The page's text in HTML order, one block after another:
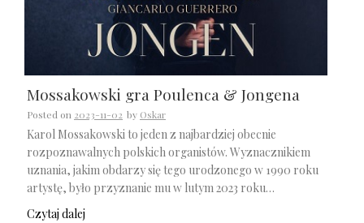
Mossakowski gra Poulenca & Jongena
Posted on 2023-11-02 by Oskar
Karol Mossakowski to jeden z najbardziej obecnie
rozpoznawalnych polskich organistów. Wyznacznikiem
uznania, jakim obdarzy się tego urodzonego w 1990 roku
artystę, było przyznanie mu w lutym 2023 roku…
Czytaj dalej